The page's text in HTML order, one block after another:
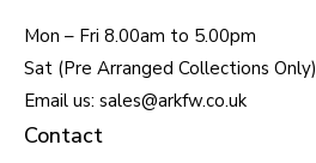
Mon – Fri 8.00am to 5.00pm
Sat (Pre Arranged Collections Only)
Email us: sales@arkfw.co.uk
Contact